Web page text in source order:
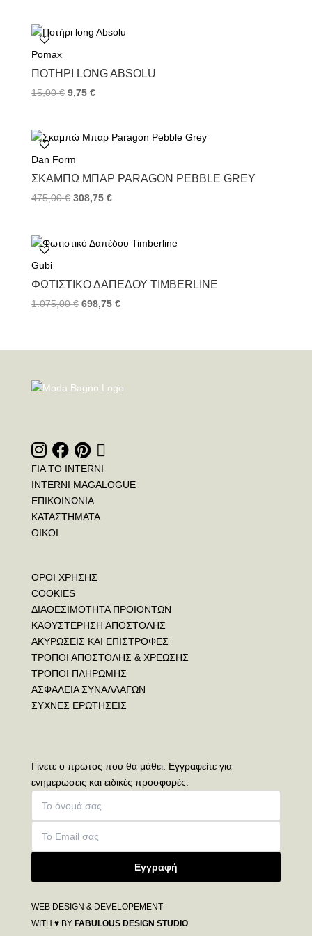
Pomax
ΠΟΤΉΡΙ LONG ABSOLU
15,00€ 9,75 €
Dan Form
ΣΚΑΜΠΏ ΜΠΑΡ PARAGON PEBBLE GREY
475,00€ 308,75 €
Gubi
ΦΩΤΙΣΤΙΚΌ ΔΑΠΈΔΟΥ TIMBERLINE
1.075,00€ 698,75 €
ΓΙΑ ΤΟ INTERNI
INTERNI MAGALOGUE
ΕΠΙΚΟΙΝΩΝΙΑ
ΚΑΤΑΣΤΗΜΑΤΑ
ΟΙΚΟΙ
ΟΡΟΙ ΧΡΗΣΗΣ
COOKIES
ΔΙΑΘΕΣΙΜΟΤΗΤΑ ΠΡΟΙΟΝΤΩΝ
ΚΑΘΥΣΤΕΡΗΣΗ ΑΠΟΣΤΟΛΗΣ
ΑΚΥΡΩΣΕΙΣ ΚΑΙ ΕΠΙΣΤΡΟΦΕΣ
ΤΡΟΠΟΙ ΑΠΟΣΤΟΛΗΣ & ΧΡΕΩΣΗΣ
ΤΡΟΠΟΙ ΠΛΗΡΩΜΗΣ
ΑΣΦΑΛΕΙΑ ΣΥΝΑΛΛΑΓΩΝ
ΣΥΧΝΕΣ ΕΡΩΤΗΣΕΙΣ
Γίνετε ο πρώτος που θα μάθει: Εγγραφείτε για
ενημερώσεις και ειδικές προσφορές.
Εγγραφή
WEB DESIGN & DEVELOPEMENT
WITH ♥ BY FABULOUS DESIGN STUDIO